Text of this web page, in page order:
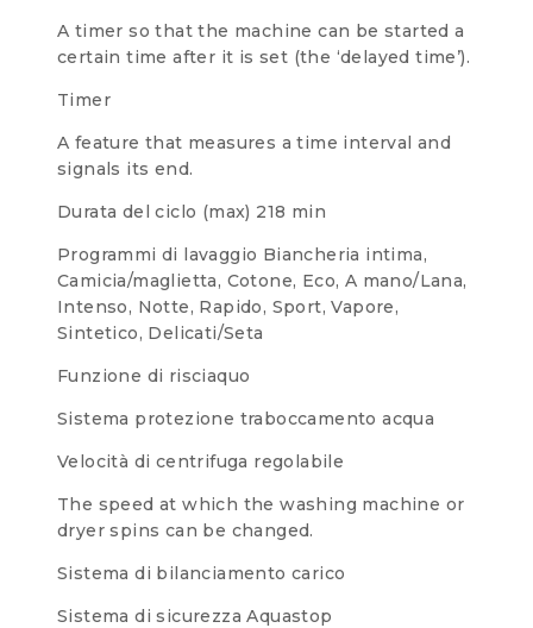
A timer so that the machine can be started a
certain time after it is set (the ‘delayed time’).
Timer
A feature that measures a time interval and
signals its end.
Durata del ciclo (max) 218 min
Programmi di lavaggio Biancheria intima,
Camicia/maglietta, Cotone, Eco, A mano/Lana,
Intenso, Notte, Rapido, Sport, Vapore,
Sintetico, Delicati/Seta
Funzione di risciaquo
Sistema protezione traboccamento acqua
Velocità di centrifuga regolabile
The speed at which the washing machine or
dryer spins can be changed.
Sistema di bilanciamento carico
Sistema di sicurezza Aquastop